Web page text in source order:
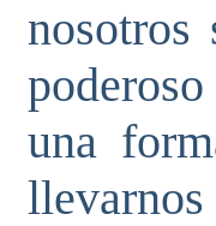
nosotros
una